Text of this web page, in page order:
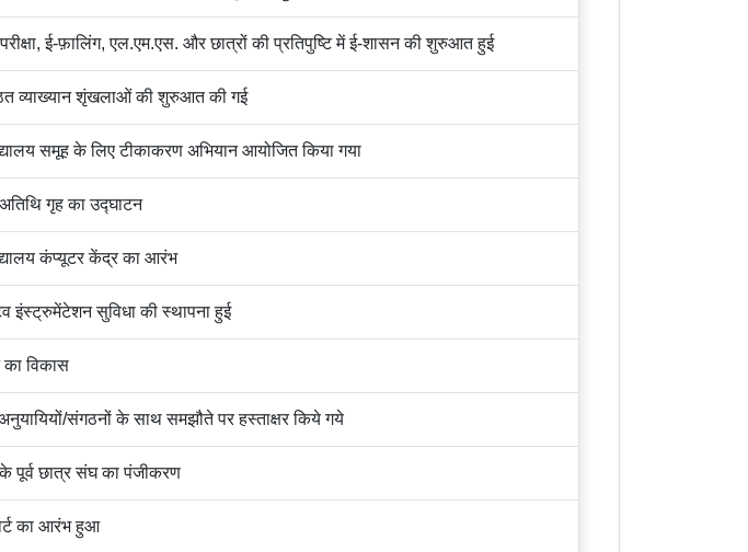
ई-फ़ालिंग, एल.एम.एस. और छात्रों की प्रतिपुष्टि में ई-शासन की शुरुआत हुई
व्याख्यान शृंखलाओं की शुरुआत की गई
समूह के लिए टीकाकरण अभियान आयोजित किया गया
गृह का उद्घाटन
कंप्यूटर केंद्र का आरंभ
इंस्ट्रुमेंटेशन सुविधा की स्थापना हुई
विकास
संगठनों के साथ समझौते पर हस्ताक्षर किये गये
पूर्व छात्र संघ का पंजीकरण
का आरंभ हुआ